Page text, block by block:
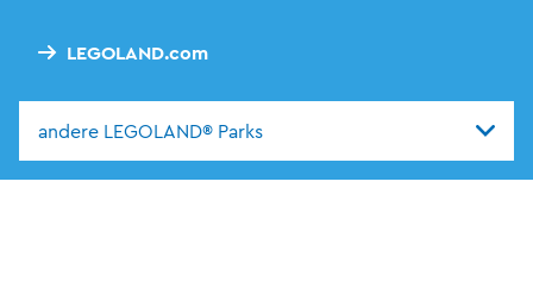
LEGOLAND.com
andere LEGOLAND® Parks